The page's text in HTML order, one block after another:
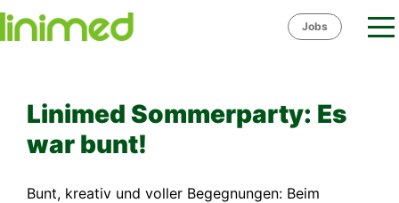
Skip
Jobs
Linimed Sommerparty: Es
war bunt!
Bunt, kreativ und voller Begegnungen: Beim